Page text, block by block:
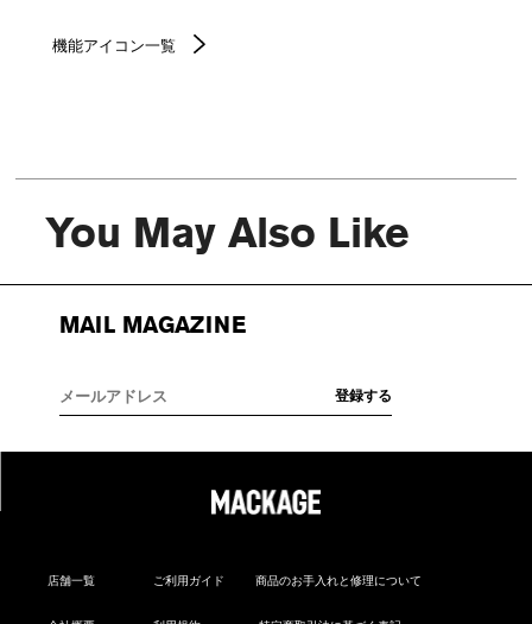
機能アイコン一覧
You May Also Like
MAIL MAGAZINE
店舗一覧 ご利用ガイド 商品のお手入れと修理について